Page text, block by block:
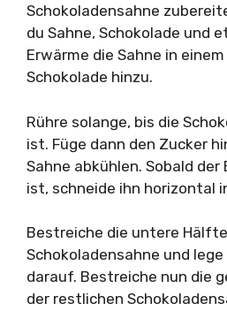
Schokoladensahne
du Sahne, Schokolade und
Erwärme die Sahne in
Schokolade hinzu.
Rühre solange, bis die
ist. Füge dann den Zucker
Sahne abkühlen. Sobald
ist, schneide ihn horizontal
Bestreiche die untere
Schokoladensahne und
darauf. Bestreiche nun die
der restlichen